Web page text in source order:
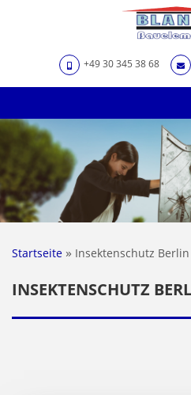
+49 30 345 38 68
Startseite » Insektenschutz Berlin
INSEKTENSCHUTZ